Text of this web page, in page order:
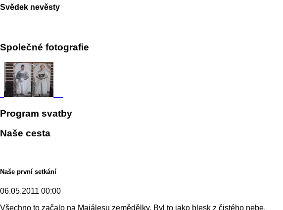
Svědek nevěsty
Společné fotografie
Program svatby
Naše cesta
Naše první setkání
06.05.2011 00:00
Všechno to začalo na Majálesu zemědělky. Byl to jako blesk z čistého nebe.